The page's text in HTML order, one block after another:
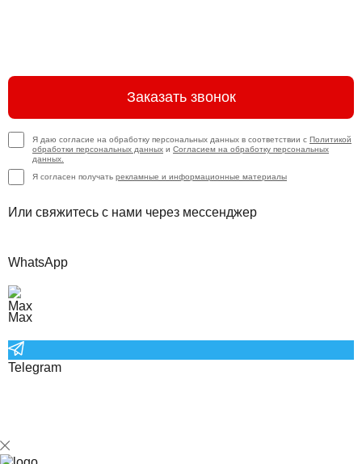
Заказать звонок
Я даю согласие на обработку персональных данных в соответствии с Политикой
обработки персональных данных и Согласием на обработку персональных
данных.
Я согласен получать рекламные и информационные материалы
Или свяжитесь с нами через мессенджер
WhatsApp
Max
Telegram